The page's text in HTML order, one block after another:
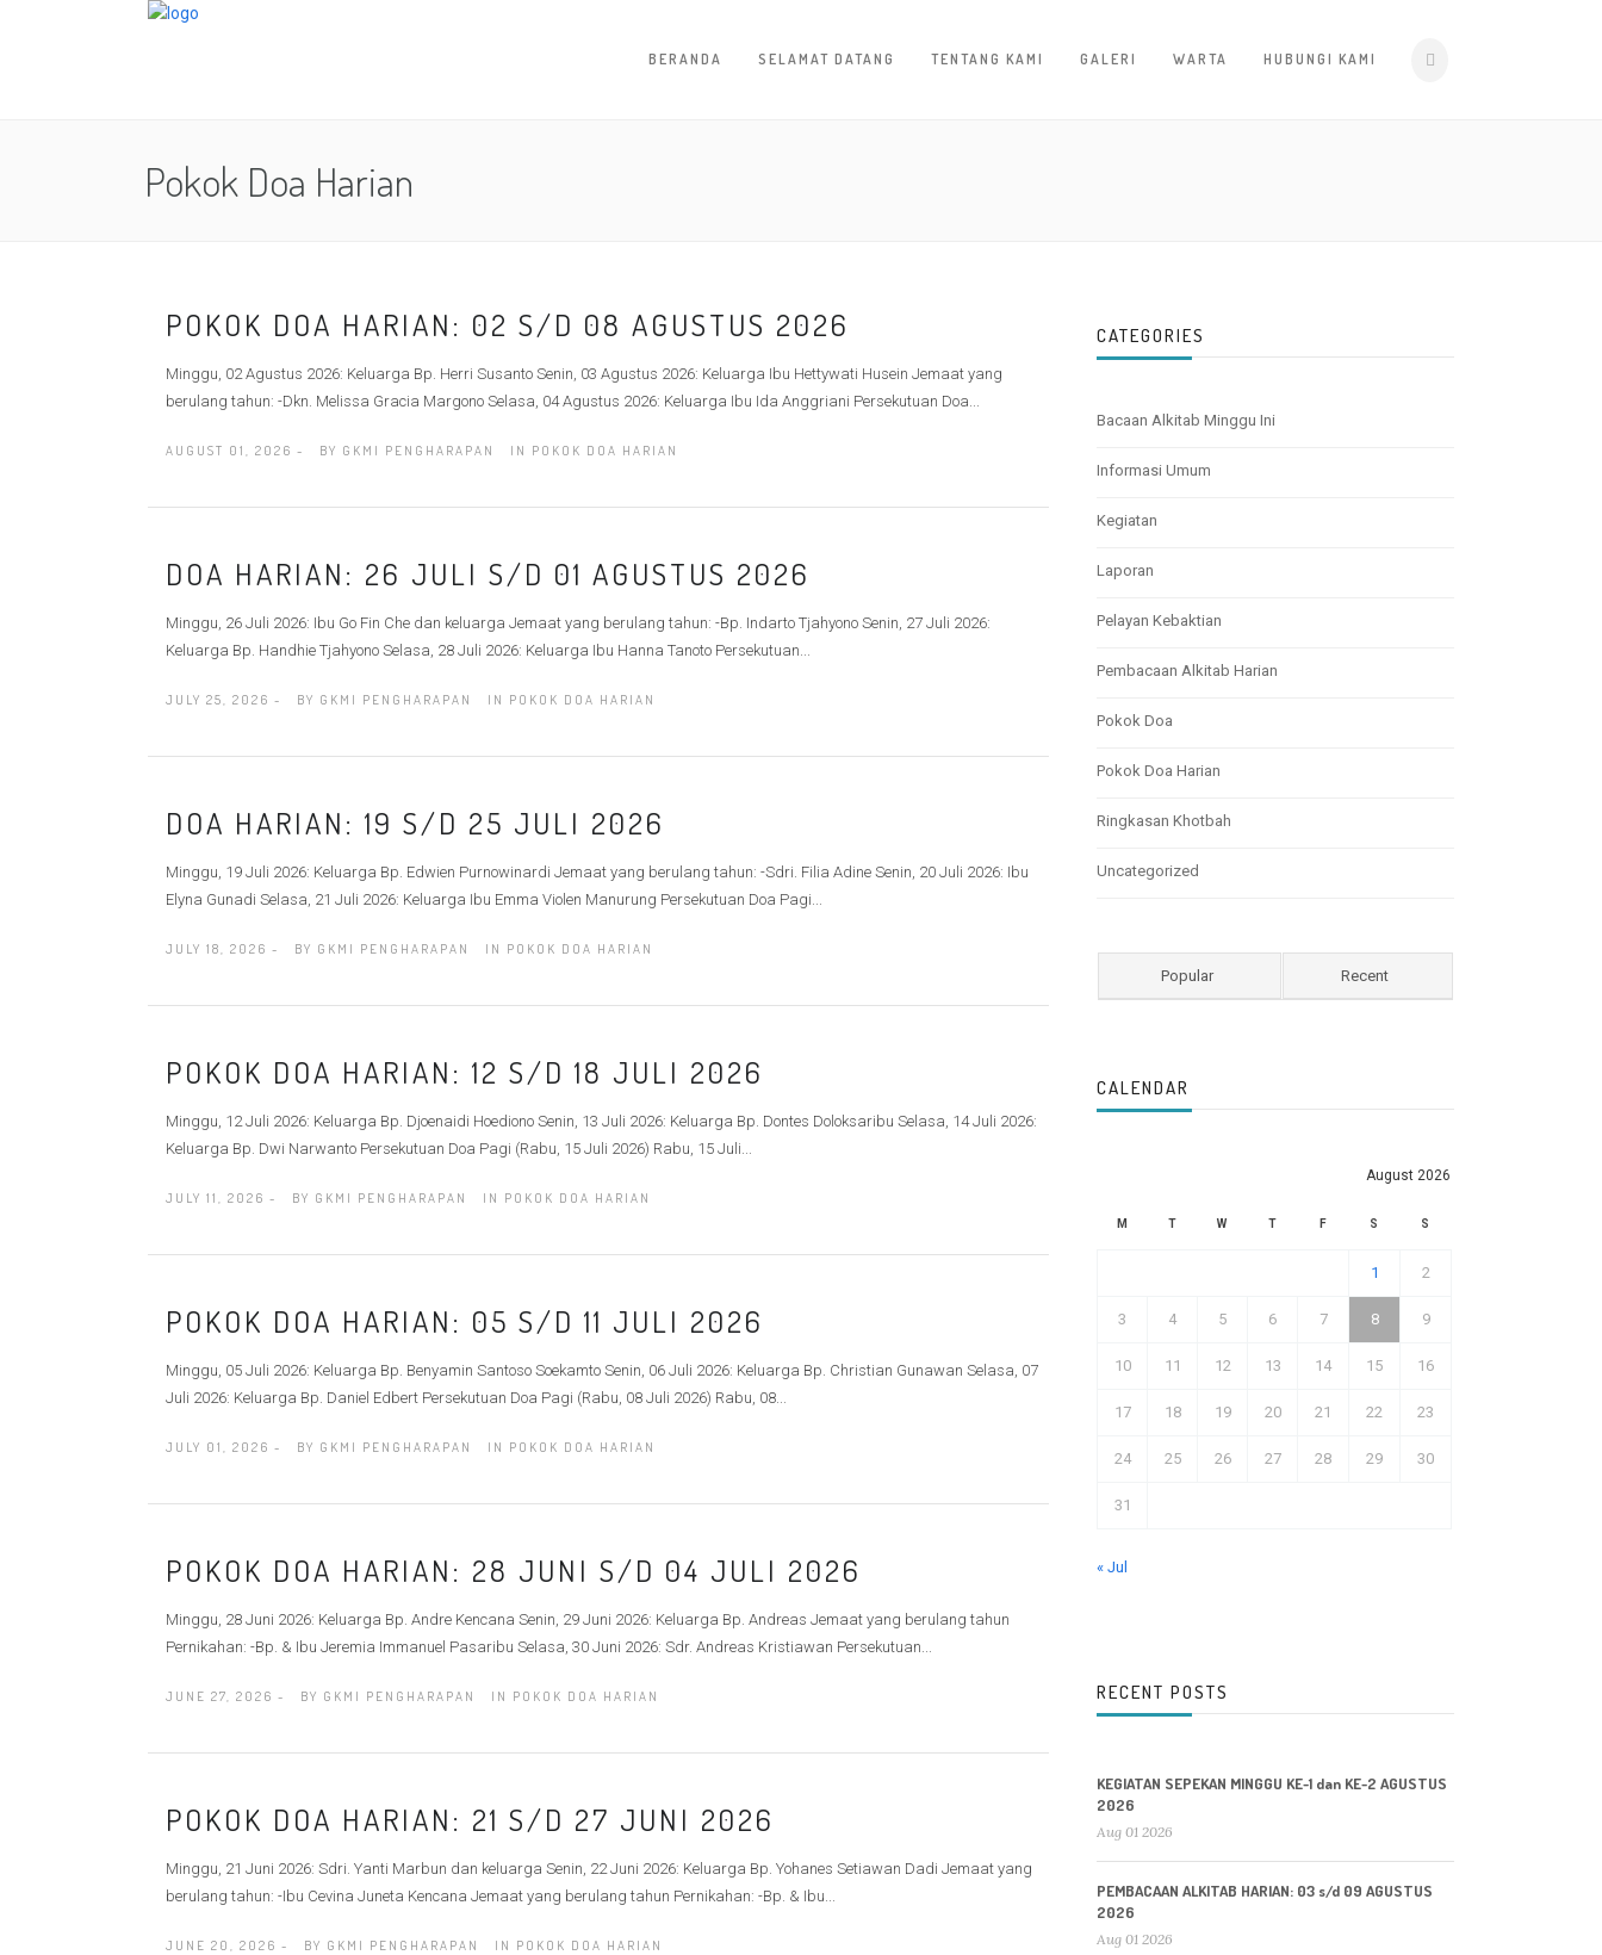
BERANDA SELAMAT DATANG TENTANG KAMI GALERI WARTA HUBUNGI KAMI
Pokok Doa Harian
POKOK DOA HARIAN: 02 S/D 08 AGUSTUS 2026
Minggu, 02 Agustus 2026: Keluarga Bp. Herri Susanto Senin, 03 Agustus 2026: Keluarga Ibu Hettywati Husein Jemaat yang
berulang tahun: -Dkn. Melissa Gracia Margono Selasa, 04 Agustus 2026: Keluarga Ibu Ida Anggriani Persekutuan Doa...
AUGUST 01, 2026 - BY GKMI PENGHARAPAN IN POKOK DOA HARIAN
DOA HARIAN: 26 JULI S/D 01 AGUSTUS 2026
Minggu, 26 Juli 2026: Ibu Go Fin Che dan keluarga Jemaat yang berulang tahun: -Bp. Indarto Tjahyono Senin, 27 Juli 2026:
Keluarga Bp. Handhie Tjahyono Selasa, 28 Juli 2026: Keluarga Ibu Hanna Tanoto Persekutuan...
JULY 25, 2026 - BY GKMI PENGHARAPAN IN POKOK DOA HARIAN
DOA HARIAN: 19 S/D 25 JULI 2026
Minggu, 19 Juli 2026: Keluarga Bp. Edwien Purnowinardi Jemaat yang berulang tahun: -Sdri. Filia Adine Senin, 20 Juli 2026: Ibu
Elyna Gunadi Selasa, 21 Juli 2026: Keluarga Ibu Emma Violen Manurung Persekutuan Doa Pagi...
JULY 18, 2026 - BY GKMI PENGHARAPAN IN POKOK DOA HARIAN
POKOK DOA HARIAN: 12 S/D 18 JULI 2026
Minggu, 12 Juli 2026: Keluarga Bp. Djoenaidi Hoediono Senin, 13 Juli 2026: Keluarga Bp. Dontes Doloksaribu Selasa, 14 Juli 2026:
Keluarga Bp. Dwi Narwanto Persekutuan Doa Pagi (Rabu, 15 Juli 2026) Rabu, 15 Juli...
JULY 11, 2026 - BY GKMI PENGHARAPAN IN POKOK DOA HARIAN
POKOK DOA HARIAN: 05 S/D 11 JULI 2026
Minggu, 05 Juli 2026: Keluarga Bp. Benyamin Santoso Soekamto Senin, 06 Juli 2026: Keluarga Bp. Christian Gunawan Selasa, 07
Juli 2026: Keluarga Bp. Daniel Edbert Persekutuan Doa Pagi (Rabu, 08 Juli 2026) Rabu, 08...
JULY 01, 2026 - BY GKMI PENGHARAPAN IN POKOK DOA HARIAN
POKOK DOA HARIAN: 28 JUNI S/D 04 JULI 2026
Minggu, 28 Juni 2026: Keluarga Bp. Andre Kencana Senin, 29 Juni 2026: Keluarga Bp. Andreas Jemaat yang berulang tahun
Pernikahan: -Bp. & Ibu Jeremia Immanuel Pasaribu Selasa, 30 Juni 2026: Sdr. Andreas Kristiawan Persekutuan...
JUNE 27, 2026 - BY GKMI PENGHARAPAN IN POKOK DOA HARIAN
POKOK DOA HARIAN: 21 S/D 27 JUNI 2026
Minggu, 21 Juni 2026: Sdri. Yanti Marbun dan keluarga Senin, 22 Juni 2026: Keluarga Bp. Yohanes Setiawan Dadi Jemaat yang
berulang tahun: -Ibu Cevina Juneta Kencana Jemaat yang berulang tahun Pernikahan: -Bp. & Ibu...
JUNE 20, 2026 - BY GKMI PENGHARAPAN IN POKOK DOA HARIAN
CATEGORIES
Bacaan Alkitab Minggu Ini
Informasi Umum
Kegiatan
Laporan
Pelayan Kebaktian
Pembacaan Alkitab Harian
Pokok Doa
Pokok Doa Harian
Ringkasan Khotbah
Uncategorized
Popular Recent
CALENDAR
August 2026
M T W T F S S
1 2
3 4 5 6 7 8 9
10 11 12 13 14 15 16
17 18 19 20 21 22 23
24 25 26 27 28 29 30
31
« Jul
RECENT POSTS
KEGIATAN SEPEKAN MINGGU KE-1 dan KE-2 AGUSTUS
2026
Aug 01 2026
PEMBACAAN ALKITAB HARIAN: 03 s/d 09 AGUSTUS
2026
Aug 01 2026